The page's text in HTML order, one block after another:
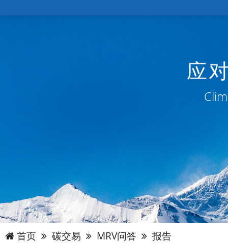
应
首页 碳交易 MRV问答 报告